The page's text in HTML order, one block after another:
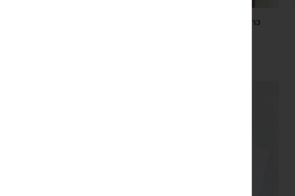
כרטיס ברכה ישראלי כחול לבן עם מחזיק מפתחות עוגן